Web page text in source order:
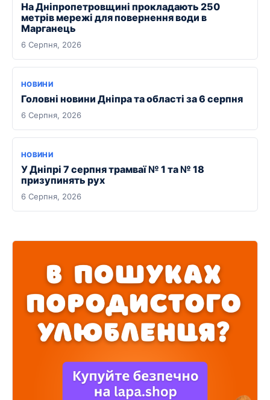
На Дніпропетровщині прокладають 250
метрів мережі для повернення води в
Марганець
6 Серпня, 2026
НОВИНИ
Головні новини Дніпра та області за 6 серпня
6 Серпня, 2026
НОВИНИ
У Дніпрі 7 серпня трамваї № 1 та № 18
призупинять рух
6 Серпня, 2026